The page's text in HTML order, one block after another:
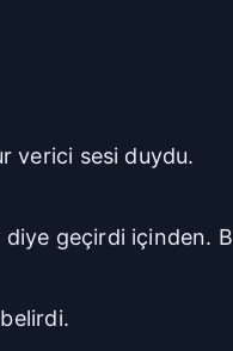
verici sesi duydu.
diye geçirdi içinden.
belirdi.